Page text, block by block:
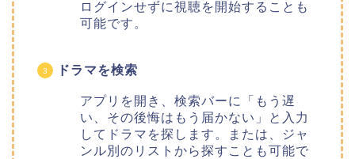
ログインせずに視聴を開始することも
可能です。
ドラマを検索
アプリを開き、検索バーに「もう遅
い、その後悔はもう届かない 」
と入力
してドラマを探します。または、ジャ
ンル別のリストから探すことも可能で